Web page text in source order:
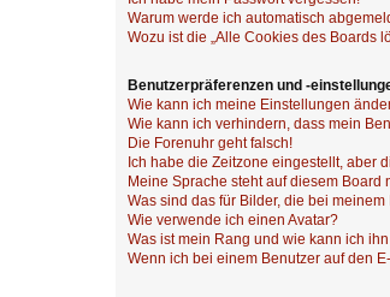
Warum werde ich automatisch
Wozu ist die „Alle Cookies des Boards
Benutzerpräferenzen und -
Wie kann ich meine Einstellungen
Wie kann ich verhindern, dass mein
Die Forenuhr geht falsch!
Ich habe die Zeitzone eingestellt, aber
Meine Sprache steht auf diesem Board
Was sind das für Bilder, die bei
Wie verwende ich einen Avatar?
Was ist mein Rang und wie kann ich
Wenn ich bei einem Benutzer auf den